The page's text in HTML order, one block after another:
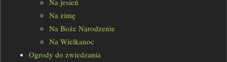
Na jesień
Na zimę
Na Boże Narodzenie
Na Wielkanoc
Ogrody do zwiedzania